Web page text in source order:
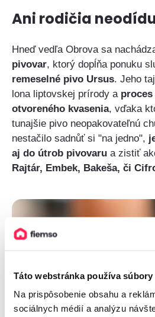
Táto webstránka používa súbory
Na prispôsobenie obsahu a
sociálnych médií a analýzu
Ani rodičia
Hneď vedľa Obrova sa
pivovar, ktorý dopĺňa ponuku
remeselné pivo Ursus. Jeho
lona liptovskej prírody a
otvoreného kvasenia, vďaka
tunajšie pivo neopakovateľnú
nestačilo sadnůť si "na jedno",
aj do útrob pivovaru a zistiť
Rajtár, Embek, Bakeša, či